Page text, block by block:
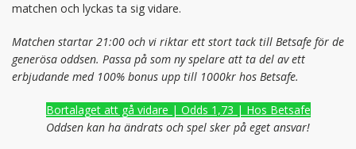
matchen och lyckas ta sig vidare.
Matchen startar 21:00 och vi riktar ett stort tack till Betsafe för de
generösa oddsen. Passa på som ny spelare att ta del av ett
erbjudande med 100% bonus upp till 1000kr hos Betsafe.
Bortalaget att gå vidare | Odds 1,73 | Hos Betsafe
Oddsen kan ha ändrats och spel sker på eget ansvar!